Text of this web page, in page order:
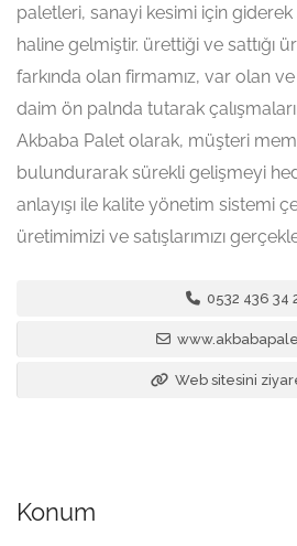
paletleri, sanayi kesimi için
haline gelmiştir. ürettiği ve sattığı
farkında olan firmamız, var olan
daim ön palnda tutarak
Akbaba Palet olarak, müşteri
bulundurarak sürekli gelişmeyi
anlayışı ile kalite yönetim sistemi
üretimimizi ve satışlarımızı
0532 436 34
Web sitesini
Konum